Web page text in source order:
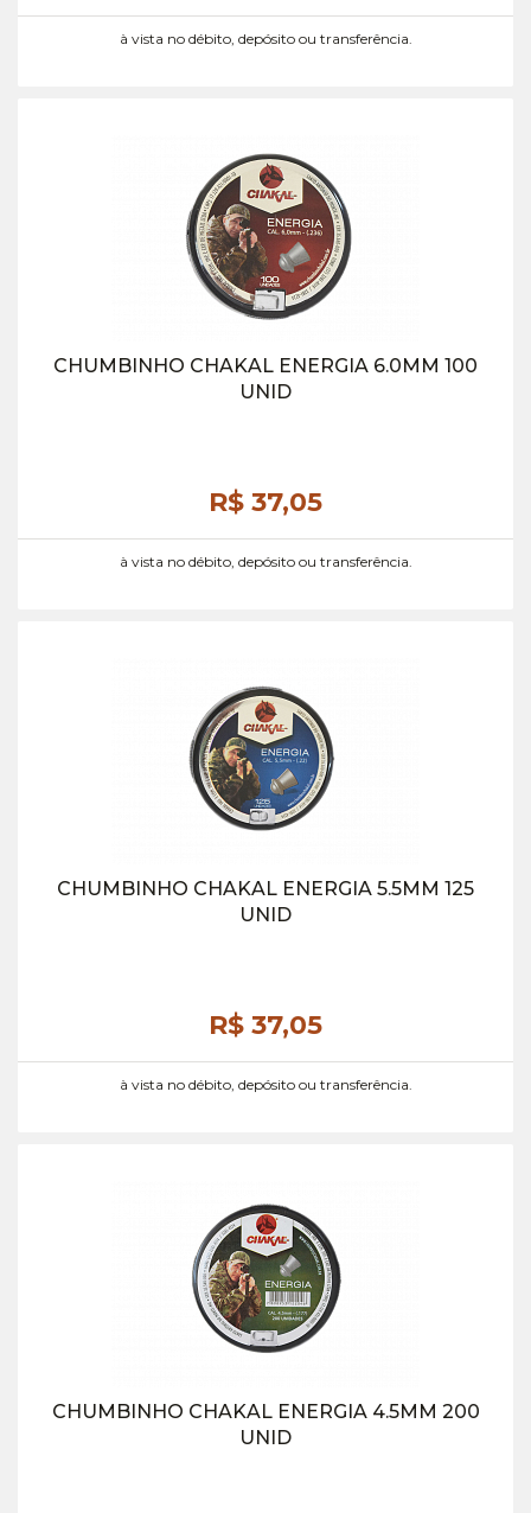
à vista no débito, depósito ou transferência.
CHUMBINHO CHAKAL ENERGIA 6.0MM 100
UNID
R$ 37,05
à vista no débito, depósito ou transferência.
CHUMBINHO CHAKAL ENERGIA 5.5MM 125
UNID
R$ 37,05
à vista no débito, depósito ou transferência.
CHUMBINHO CHAKAL ENERGIA 4.5MM 200
UNID